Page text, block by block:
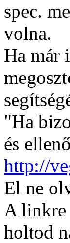
spec.
volna.
Ha már
"Ha
és
http://
El ne
A linkre
holtod